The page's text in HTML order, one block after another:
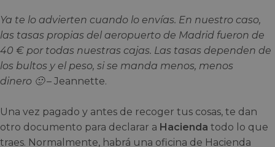
Ya te lo advierten cuando lo envías. En nuestro caso,
las tasas propias del aeropuerto de Madrid fueron de
40 € por todas nuestras cajas. Las tasas dependen de
los bultos y el peso, si se manda menos, menos
dinero 🙂 – Jeannette.
Una vez pagado y antes de recoger tus cosas, te dan
otro documento para declarar a Hacienda todo lo que
traes. Normalmente, habrá una oficina de Hacienda